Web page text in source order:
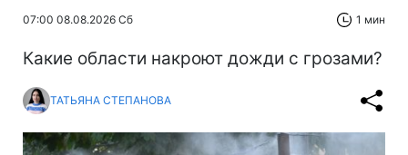
07:00 08.08.2026 Сб 1 мин
Какие области накроют дожди с грозами?
ТАТЬЯНА СТЕПАНОВА